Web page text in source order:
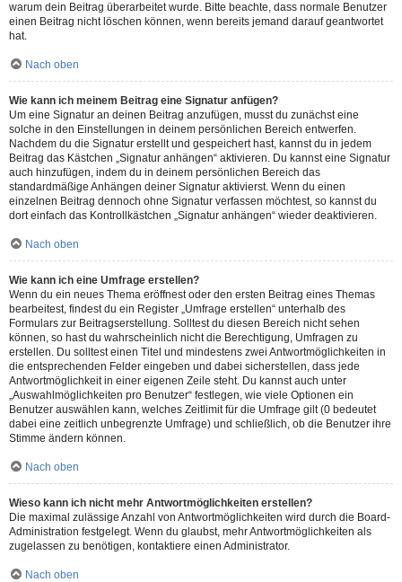
warum dein Beitrag überarbeitet wurde. Bitte beachte, dass normale Benutzer
einen Beitrag nicht löschen können, wenn bereits jemand darauf geantwortet
hat.
Nach oben
Wie kann ich meinem Beitrag eine Signatur anfügen?
Um eine Signatur an deinen Beitrag anzufügen, musst du zunächst eine
solche in den Einstellungen in deinem persönlichen Bereich entwerfen.
Nachdem du die Signatur erstellt und gespeichert hast, kannst du in jedem
Beitrag das Kästchen „Signatur anhängen“ aktivieren. Du kannst eine Signatur
auch hinzufügen, indem du in deinem persönlichen Bereich das
standardmäßige Anhängen deiner Signatur aktivierst. Wenn du einen
einzelnen Beitrag dennoch ohne Signatur verfassen möchtest, so kannst du
dort einfach das Kontrollkästchen „Signatur anhängen“ wieder deaktivieren.
Nach oben
Wie kann ich eine Umfrage erstellen?
Wenn du ein neues Thema eröffnest oder den ersten Beitrag eines Themas
bearbeitest, findest du ein Register „Umfrage erstellen“ unterhalb des
Formulars zur Beitragserstellung. Solltest du diesen Bereich nicht sehen
können, so hast du wahrscheinlich nicht die Berechtigung, Umfragen zu
erstellen. Du solltest einen Titel und mindestens zwei Antwortmöglichkeiten in
die entsprechenden Felder eingeben und dabei sicherstellen, dass jede
Antwortmöglichkeit in einer eigenen Zeile steht. Du kannst auch unter
„Auswahlmöglichkeiten pro Benutzer“ festlegen, wie viele Optionen ein
Benutzer auswählen kann, welches Zeitlimit für die Umfrage gilt (0 bedeutet
dabei eine zeitlich unbegrenzte Umfrage) und schließlich, ob die Benutzer ihre
Stimme ändern können.
Nach oben
Wieso kann ich nicht mehr Antwortmöglichkeiten erstellen?
Die maximal zulässige Anzahl von Antwortmöglichkeiten wird durch die Board-
Administration festgelegt. Wenn du glaubst, mehr Antwortmöglichkeiten als
zugelassen zu benötigen, kontaktiere einen Administrator.
Nach oben